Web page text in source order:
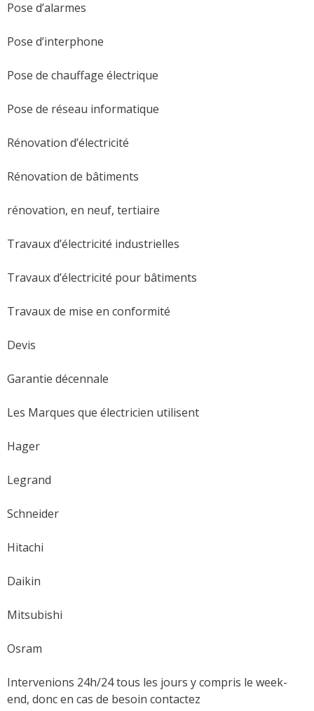
Pose d’alarmes
Pose d’interphone
Pose de chauffage électrique
Pose de réseau informatique
Rénovation d’électricité
Rénovation de bâtiments
rénovation, en neuf, tertiaire
Travaux d’électricité industrielles
Travaux d’électricité pour bâtiments
Travaux de mise en conformité
Devis
Garantie décennale
Les Marques que électricien utilisent
Hager
Legrand
Schneider
Hitachi
Daikin
Mitsubishi
Osram
Intervenions 24h/24 tous les jours y compris le week-
end, donc en cas de besoin contactez